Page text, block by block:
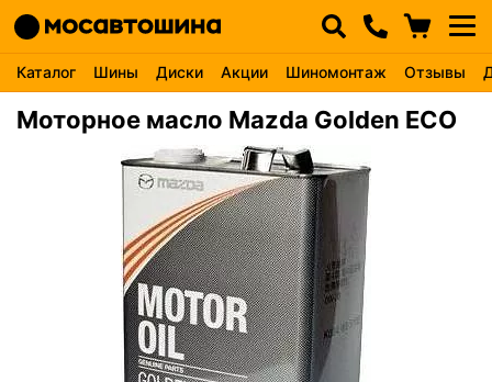
Каталог Шины Диски Акции Шиномонтаж Отзывы
Моторное масло Mazda Golden ECO